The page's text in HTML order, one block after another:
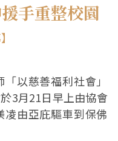
手重整校園
以慈善福利社會」
3月21日早上由協會
由亞庇驅車到保佛